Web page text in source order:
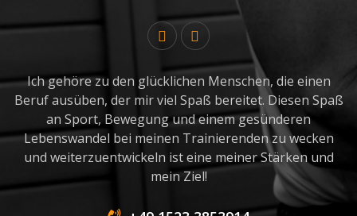
Ich gehöre zu den glücklichen Menschen, die einen
Beruf ausüben, der mir viel Spaß bereitet. Diesen Spaß
an Sport, Bewegung und einem gesünderen
Lebenswandel bei meinen Trainierenden zu wecken
und weiterzuentwickeln ist eine meiner Stärken und
mein Ziel!